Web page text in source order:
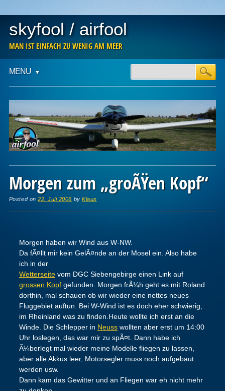
skyfool / airfool
MAN IST EINFACH ZU WENIG AM MEER
Main menu
content
MENU
Morgen zum „groÃŸen Kopf“
Posted on22. Juli 2006 byKlaus
Morgen haben wir Wind aus W-NW.
Da fÃ¤llt mir kein GelÃ¤nde an der Mosel ein. Also habe
ich in der
Wetterseitevom DGC Siebengebirge einen Link auf
grossen Kopfgefunden. Morgen frÃ¼h geht es mit Roland
dorthin, mal schauen ob wir wieder eine nettes neues
Fluggebiet auftun. Bei W-Wind ist es doch eher schwierig,
im Rheinland was zu finden.Heute wollte ich erst an die
Winde. Die Schlepper in Neusswollten aber erst um 14:00
Uhr loslegen, das war mir zu spÃ¤t. Dann habe ich
Ã¼berlegt mal wieder meine Modelle fliegen zu lassen,
aber alle Akkus leer, Motorsegler muss noch aufgebaut
werden usw.
Dann kam das Gewitter und an Fliegen war eh nicht mehr